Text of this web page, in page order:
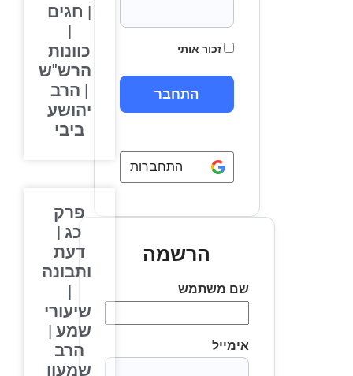
זכור אותי
התחברות באמצעות
הרשמה
שם משתמש
אימייל
| חגים
כוונות
הרש"ש
| הרב
יהושע
ביבי
פרק
כג |
דעת
ותבונה
שיעורי
שמע |
הרב
שמעון